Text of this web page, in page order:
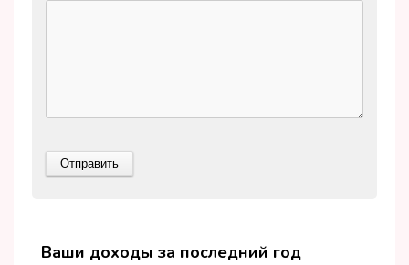
Ваши доходы за последний год